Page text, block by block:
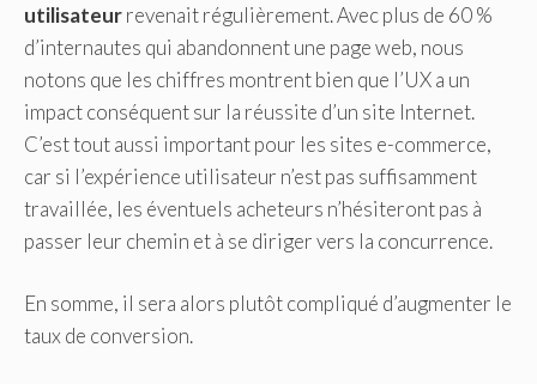
utilisateurrevenait régulièrement. Avec plus de 60 %
d’internautes qui abandonnent une page web, nous
notons que les chiffres montrent bien que l’UX a un
impact conséquent sur la réussite d’un site Internet.
C’est tout aussi important pour les sites e-commerce,
car si l’expérience utilisateur n’est pas suffisamment
travaillée, les éventuels acheteurs n’hésiteront pas à
passer leur chemin et à se diriger vers la concurrence.
En somme, il sera alors plutôt compliqué d’augmenter le
taux de conversion.